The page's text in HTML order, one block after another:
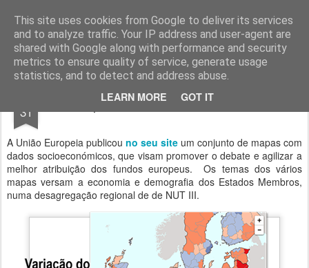
This site uses cookies from Google to deliver its services
and to analyze traffic. Your IP address and user-agent are
shared with Google along with performance and security
metrics to ensure quality of service, generate usage
statistics, and to detect and address abuse.
LEARN MORE GOT IT
Geopalavras
canal800 clique ZapCanal
31 Mapas socioeconómicos da UE.
A União Europeia publicou no seu site um conjunto de mapas com
dados socioeconómicos, que visam promover o debate e agilizar a
melhor atribuição dos fundos europeus. Os temas dos vários
mapas versam a economia e demografia dos Estados Membros,
numa desagregação regional de de NUT III.